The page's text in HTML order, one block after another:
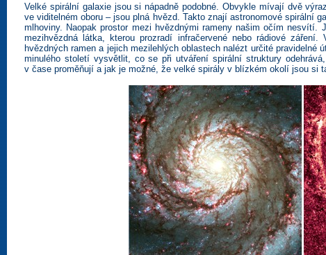
Velké spirální galaxie jsou si nápadně podobné. Obvykle mívají dvě
ve viditelném oboru – jsou plná hvězd. Takto znají astronomové spirální
mlhoviny. Naopak prostor mezi hvězdnými rameny našim očím
mezihvězdná látka, kterou prozradí infračervené nebo rádiové
hvězdných ramen a jejich mezilehlých oblastech nalézt určité
minulého století vysvětlit, co se při utváření spirální struktury
v čase proměňují a jak je možné, že velké spirály v blízkém okolí jsou si